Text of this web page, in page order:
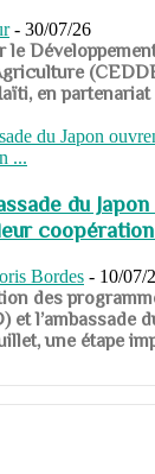
- 30/07/26
en
du
coopération
Bordes - 10/07/
des
et l’ambassade
une étape